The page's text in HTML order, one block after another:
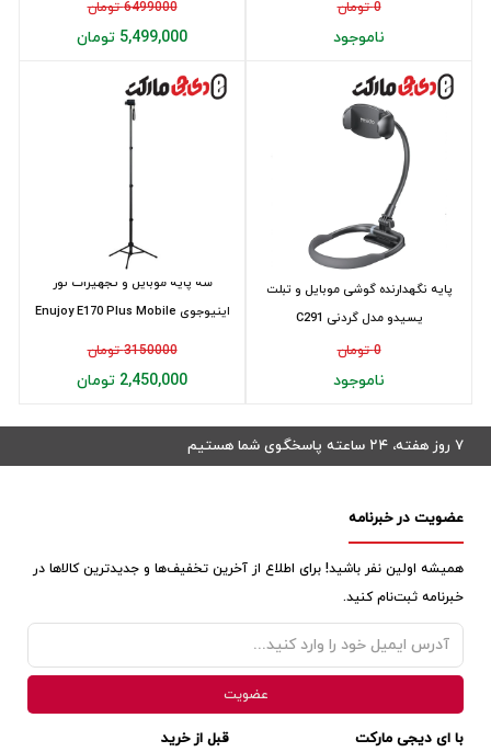
6499000 تومان
5,499,000 تومان
0 تومان
ناموجود
سه پایه موبایل و تجهیزات نور
اینیوجوی Enujoy E170 Plus Mobile
Tripod
3150000 تومان
2,450,000 تومان
پایه نگهدارنده گوشی موبایل و تبلت
یسیدو مدل گردنی C291
0 تومان
ناموجود
۷ روز هفته، ۲۴ ساعته پاسخگوی شما هستیم
عضویت در خبرنامه
همیشه اولین نفر باشید! برای اطلاع از آخرین تخفیف‌ها و جدیدترین کالاها در
خبرنامه ثبت‌نام کنید.
قبل از خرید با ای دیجی مارکت